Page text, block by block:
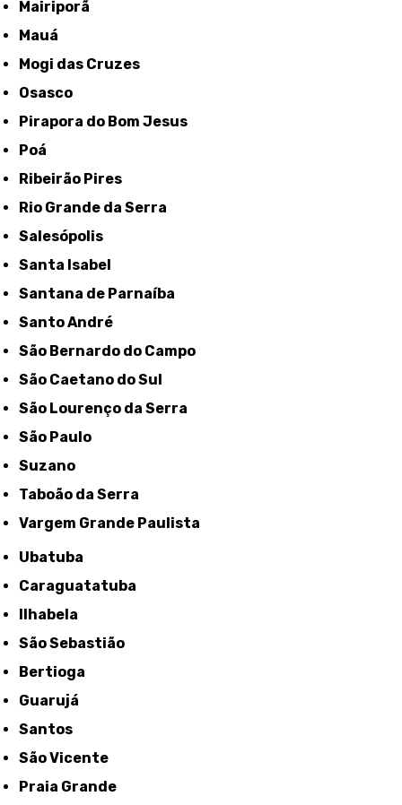
Mairiporã
Mauá
Mogi das Cruzes
Osasco
Pirapora do Bom Jesus
Poá
Ribeirão Pires
Rio Grande da Serra
Salesópolis
Santa Isabel
Santana de Parnaíba
Santo André
São Bernardo do Campo
São Caetano do Sul
São Lourenço da Serra
São Paulo
Suzano
Taboão da Serra
Vargem Grande Paulista
Ubatuba
Caraguatatuba
Ilhabela
São Sebastião
Bertioga
Guarujá
Santos
São Vicente
Praia Grande